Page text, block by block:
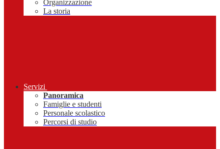
Organizzazione
La storia
Servizi
Panoramica
Famiglie e studenti
Personale scolastico
Percorsi di studio